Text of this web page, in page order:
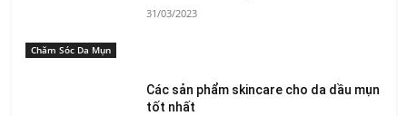
Chăm Sóc Da Mụn
31/03/2023
Các sản phẩm skincare cho da dầu mụn
tốt nhất